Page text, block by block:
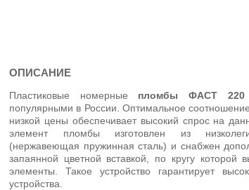
ОПИСАНИЕ
Пластиковые номерные пломбы ФАСТ 220
популярными в России. Оптимальное соотношение
низкой цены обеспечивает высокий спрос на
элемент пломбы изготовлен из
(нержавеющая пружинная сталь) и снабжен
запаянной цветной вставкой, по кругу которой
элементы. Такое устройство гарантирует
устройства.